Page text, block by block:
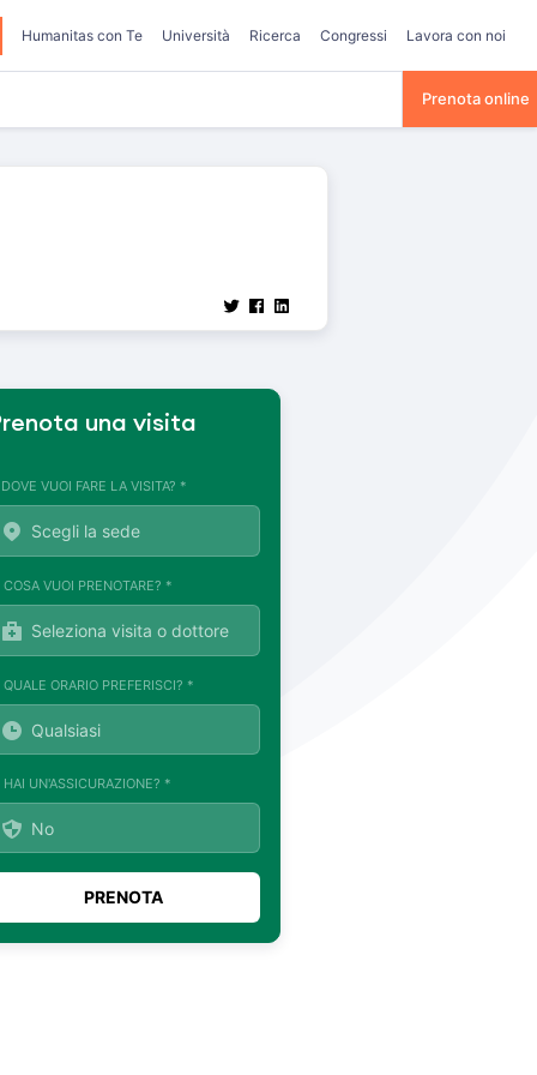
Humanitas con Te Università Ricerca Congressi Lavora con noi
Prenota online
una visita
VUOI FARE LA VISITA? *
COSA VUOI PRENOTARE? *
QUALE ORARIO PREFERISCI? *
UN'ASSICURAZIONE? *